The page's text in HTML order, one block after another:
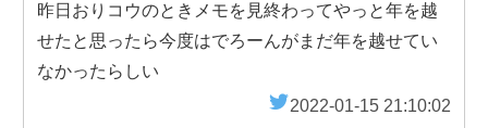
昨日おりコウのときメモを見終わってやっと年を越
せたと思ったら今度はでろーんがまだ年を越せてい
なかったらしい
2022-01-15 21:10:02